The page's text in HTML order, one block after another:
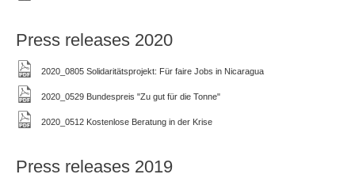
Press releases 2020
2020_0805 Solidaritätsprojekt: Für faire Jobs in Nicaragua
2020_0529 Bundespreis "Zu gut für die Tonne"
2020_0512 Kostenlose Beratung in der Krise
Press releases 2019